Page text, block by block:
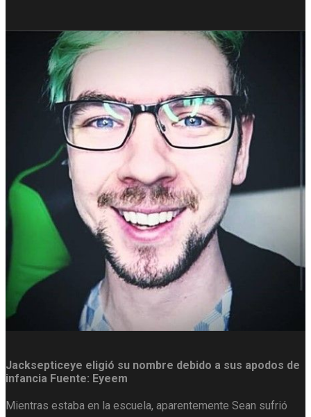
Jacksepticeye eligió su nombre debido a sus apodos de
infancia Fuente: Eyeem
Mientras estaba en la escuela, aparentemente Sean sufrió